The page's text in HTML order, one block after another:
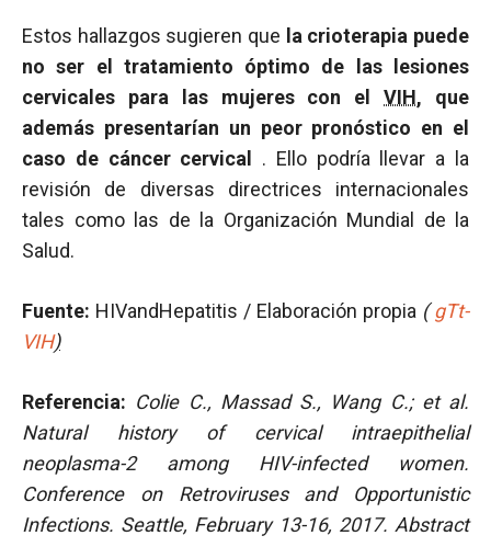
Estos hallazgos sugieren que la crioterapia puede
no ser el tratamiento óptimo de las lesiones
cervicales para las mujeres con elVIH, que
además presentarían un peor pronóstico en el
caso de cáncer cervical . Ello podría llevar a la
revisión de diversas directrices internacionales
tales como las de la Organización Mundial de la
Salud.
Fuente: HIVandHepatitis / Elaboración propia ( gTt-
VIH)
Referencia: Colie C., Massad S., Wang C.; et al.
Natural history of cervical intraepithelial
neoplasma-2 among HIV-infected women.
Conference on Retroviruses and Opportunistic
Infections. Seattle, February 13-16, 2017. Abstract